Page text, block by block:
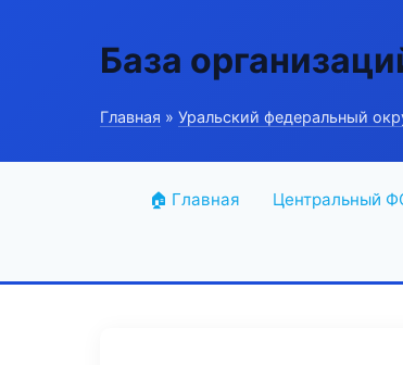
База
Главная » Уральский федеральный
🏠 Главная Центральный